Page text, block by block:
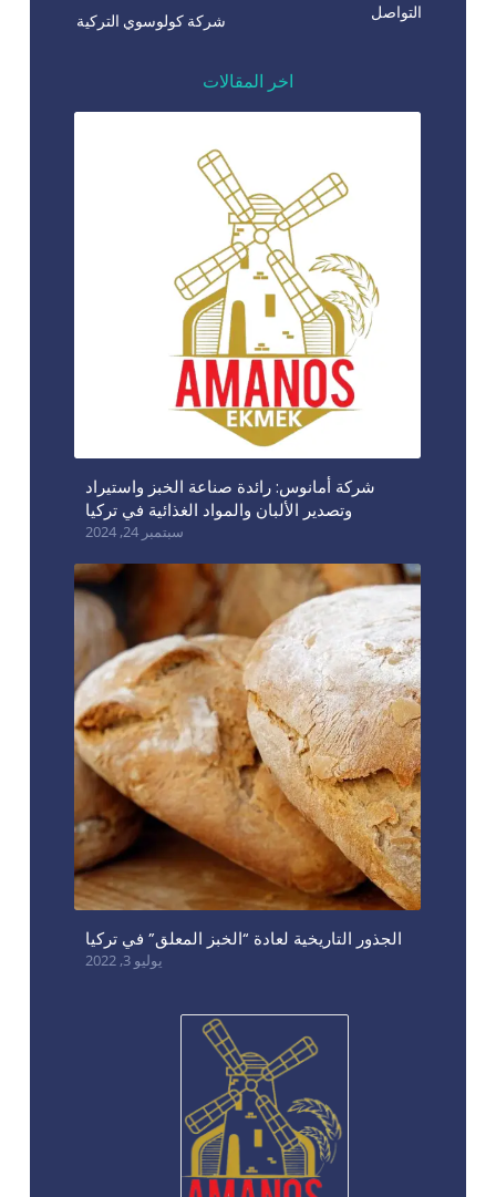
التواصل
شركة كولوسوي التركية
اخر المقالات
شركة أمانوس: رائدة صناعة الخبز واستيراد
وتصدير الألبان والمواد الغذائية في تركيا
سبتمبر 24, 2024
الجذور التاريخية لعادة “الخبز المعلق” في تركيا
يوليو 3, 2022